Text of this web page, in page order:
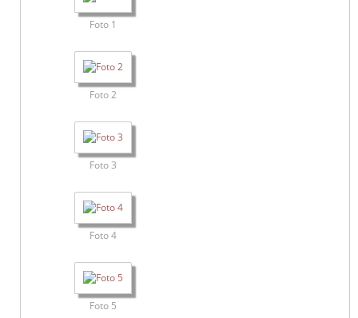
Foto 1
Foto 2
Foto 3
Foto 4
Foto 5